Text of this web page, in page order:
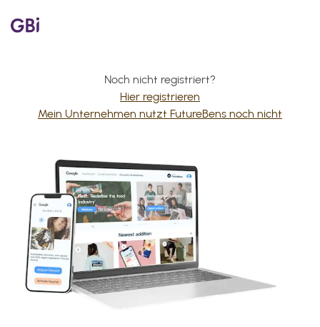
Noch nicht registriert?
Hier registrieren
Mein Unternehmen nutzt FutureBens noch nicht